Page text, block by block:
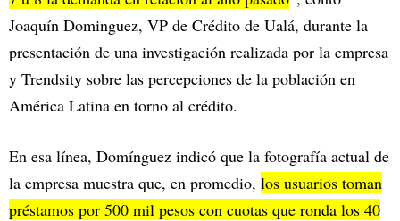
Joaquín Dominguez, VP de Crédito de Ualá, durante la
presentación de una investigación realizada por la empresa
y Trendsity sobre las percepciones de la población en
América Latina en torno al crédito.
En esa línea, Domínguez indicó que la fotografía actual de
la empresa muestra que, en promedio, los usuarios toman
préstamos por 500 mil pesos con cuotas que ronda los 40